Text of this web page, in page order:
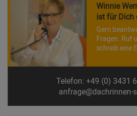
Winnie
ist für Dich
Gern
Fragen. Ruf
schreib eine
Telefon: +49 (0) 3431
anfrage@dachrinnen-